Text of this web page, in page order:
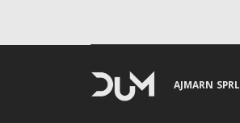
AJMARN SPRL